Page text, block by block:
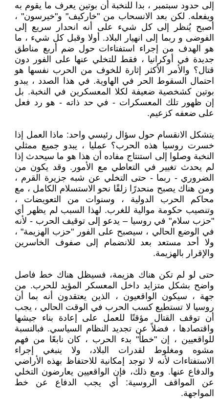
إلى حدود سبتمبر ، بدا للنخبة أن بوتين يعرف ما يقوم به
ويفعله. لكن بعد الانسحاب من "خاركيف" و"خيرسون" ،
أصبح يُنظر إلى كل شيء على أنه انحدار سريع إلى
الفوضى و ربما إلى انهيار البلاد. أولا وقبل كل شيء ، ما
هو الهدف من إجراء استفتاءات حول ضم أربع مناطق
جديدة في أوكرانيا ، فقط للتخلي عنها على الفور دون
قتال؟ والأمر الأكثر إثارة للخوف من الحرب نفسها هو
احتمال السقوط الحر في الهاوية. في هذا الصدد ، يبدو
بوتين كشخصية ضعيفة لكلا المعسكرين في النخبة. بل
إن ظهور تلك المعسكرات - في حد ذاته - هو رد فعل
على ضعفه كزعيم.
يتشكل الانقسام حول سؤال رئيسي واحد: ماذا العمل إذا
خسرت روسيا هذه الحرب؟ عمليا ، يبدو جميع ممثلي
النخبة وصلوا إلى استنتاج مفاده أن هذا هو ما سيحدث إذا
لم يحدث تغيير في التعاطي مع الأمور. وقد يكون من
الضروري - ربما - حتى التخلي عن شبه جزيرة القرم ،
ومن هناك يصبح منحدرًا زلقًا نحو الاستسلام الكامل ، مع
محاكم الحرب الدولية ، وسنوات من التعويضات ،
وتنصيب حكومة موالية للغرب. لهذا السبب لم يظهر أي
"حزب سلام" في روسيا – يدعو إلى توقيف الحرب - لأنه
في الوضع الحالي ، سيصبح على الفور "حزب الهزيمة" ،
ولا أحد مستعد بعد للانضمام إلى صفوف الخاسرين
والإقرار بالهزيمة.
حتى لو لم تكن هناك هزيمة، فسيظل هناك خط فاصل
واضح بشكل متزايد داخل المعسكر المؤيد للحرب. من
جهة ، سيكون الواقعيون ، الذين يعتقدون أنه بما أن
روسيا لا تستطيع كسب الحرب في الوقت الحالي ، يجب
أن توقف القتال مؤقتًا للعمل على إعادة بناء جيشها
واقتصادها ، فضلاً عن تجديد النظام السياسي. فبالنسبة
للواقعيين ، إن "خطأ" بدء الحرب ، كان نابعًا من فهم
مشوه ومغلوط لقدرات البلاد، ولا ينبغي إجراء
الاستفتاءات لأنه لا توجد إمكانية للاحتفاظ بهذه الأراضي
والدفاع عنها. ومع ذلك، فإن الواقعيين يعارضون التخلي
عن المواقف الروسية: أي يجب الدفاع عن خط
المواجهة.